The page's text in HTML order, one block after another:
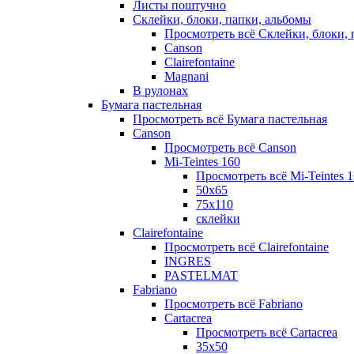
Листы поштучно
Склейки, блоки, папки, альбомы
Просмотреть всё Склейки, блоки,
Canson
Clairefontaine
Magnani
В рулонах
Бумага пастельная
Просмотреть всё Бумага пастельная
Canson
Просмотреть всё Canson
Mi-Teintes 160
Просмотреть всё Mi-Teintes
50х65
75х110
склейки
Clairefontaine
Просмотреть всё Clairefontaine
INGRES
PASTELMAT
Fabriano
Просмотреть всё Fabriano
Cartacrea
Просмотреть всё Cartacrea
35х50